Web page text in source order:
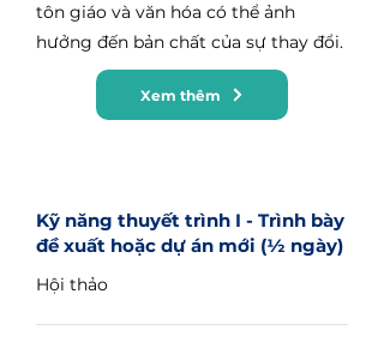
tôn giáo và văn hóa có thể ảnh
hưởng đến bản chất của sự thay đổi.
Xem thêm
Kỹ năng thuyết trình I - Trình bày
đề xuất hoặc dự án mới (½ ngày)
Hội thảo